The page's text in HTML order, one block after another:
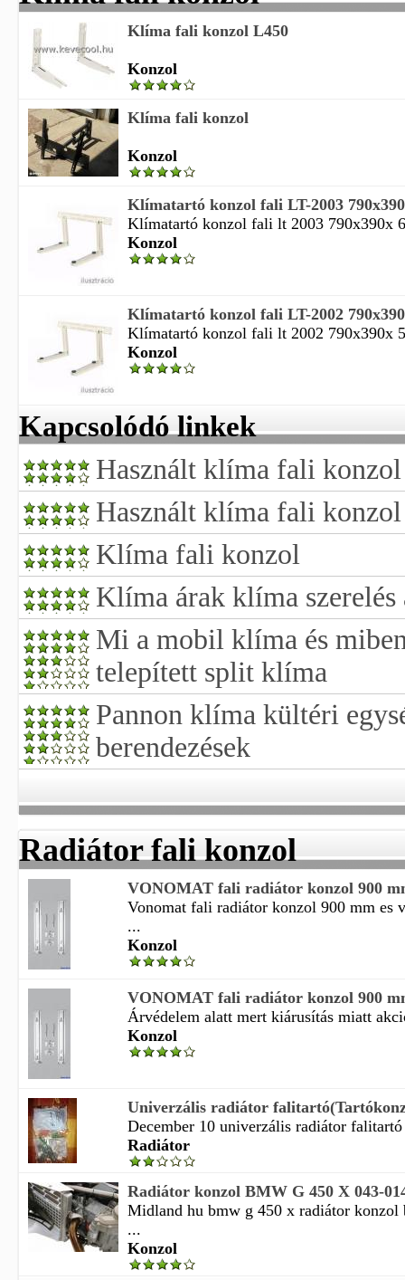
Klíma fali konzol L450
Konzol
Klíma fali konzol
Konzol
Klímatartó konzol fali LT-2003
Klímatartó konzol fali lt 2003 790x390x
Konzol
Klímatartó konzol fali LT-2002
Klímatartó konzol fali lt 2002 790x390x
Konzol
Kapcsolódó linkek
Használt klíma fali
Használt klíma fali
Klíma fali konzol
Klíma árak klíma szerelés
Mi a mobil klíma és
telepített split klíma
Pannon klíma kültéri
berendezések
Radiátor fali konzol
VONOMAT fali radiátor konzol 900
Vonomat fali radiátor konzol 900 mm es
...
Konzol
VONOMAT fali radiátor konzol 900
Árvédelem alatt mert kiárusítás miatt
Konzol
Univerzális radiátor
December 10 univerzális radiátor
Radiátor
Radiátor konzol BMW G 450 X 043-
Midland hu bmw g 450 x radiátor konzol
...
Konzol